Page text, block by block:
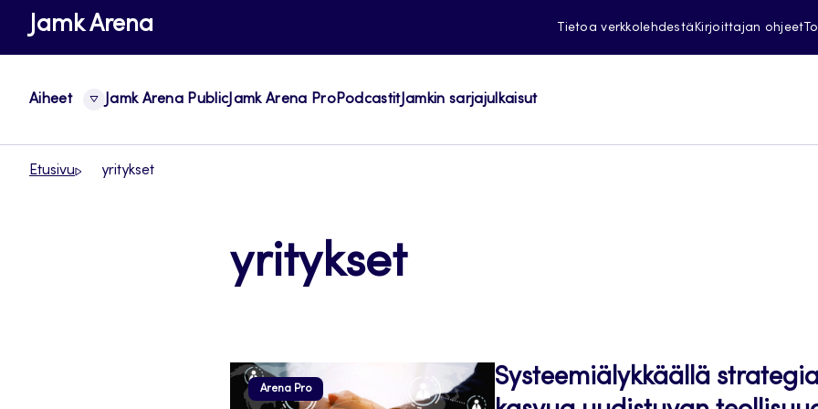
SiirryJamk Arena Tietoa verkkolehdestäKirjoittajan ohjeet
Aiheet Jamk Arena PublicJamk Arena ProPodcastitJamkin sarjajulkaisut
Etusivu yritykset
yritykset
Arena Pro
Systeemiälykkäällä